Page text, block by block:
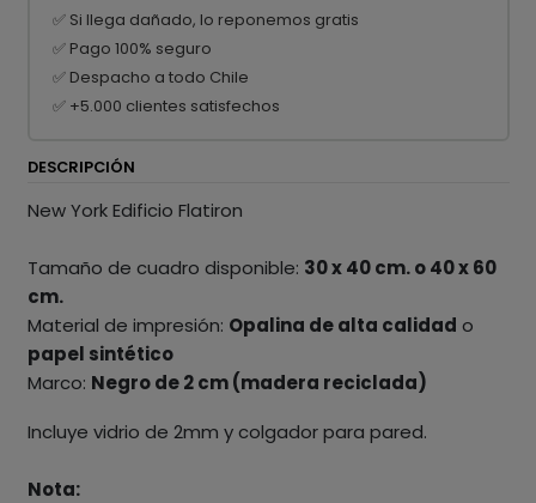
✅ Si llega dañado, lo reponemos gratis
✅ Pago 100% seguro
✅ Despacho a todo Chile
✅ +5.000 clientes satisfechos
DESCRIPCIÓN
New York Edificio Flatiron
Tamaño de cuadro disponible: 30 x 40 cm. o 40 x 60
cm.
Material de impresión: Opalina de alta calidad o
papel sintético
Marco: Negro de 2 cm (madera reciclada)
Incluye vidrio de 2mm y colgador para pared.
Nota: